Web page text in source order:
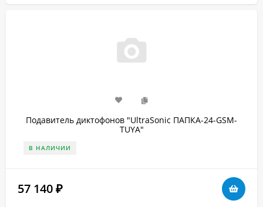
Подавитель диктофонов "UltraSonic ПАПКА-24-GSM-
TUYA"
В НАЛИЧИИ
57 140 ₽